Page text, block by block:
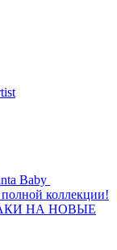
Baby
коллекции!
НА НОВЫЕ